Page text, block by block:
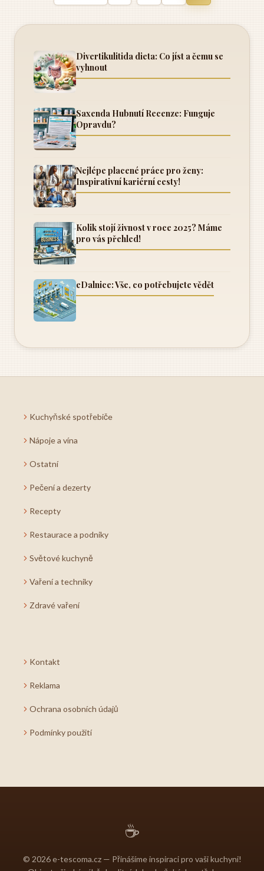
Divertikulitida dieta: Co jíst a čemu se
vyhnout
Saxenda Hubnutí Recenze: Funguje
Opravdu?
Nejlépe placené práce pro ženy:
Inspirativní kariérní cesty!
Kolik stojí živnost v roce 2025? Máme
pro vás přehled!
eDalnice: Vše, co potřebujete vědět
Kuchyňské spotřebiče
Nápoje a vína
Ostatní
Pečení a dezerty
Recepty
Restaurace a podniky
Světové kuchyně
Vaření a techniky
Zdravé vaření
Kontakt
Reklama
Ochrana osobních údajů
Podmínky použití
☕
© 2026 e-tescoma.cz — Přinášíme inspiraci pro vaši kuchyni!